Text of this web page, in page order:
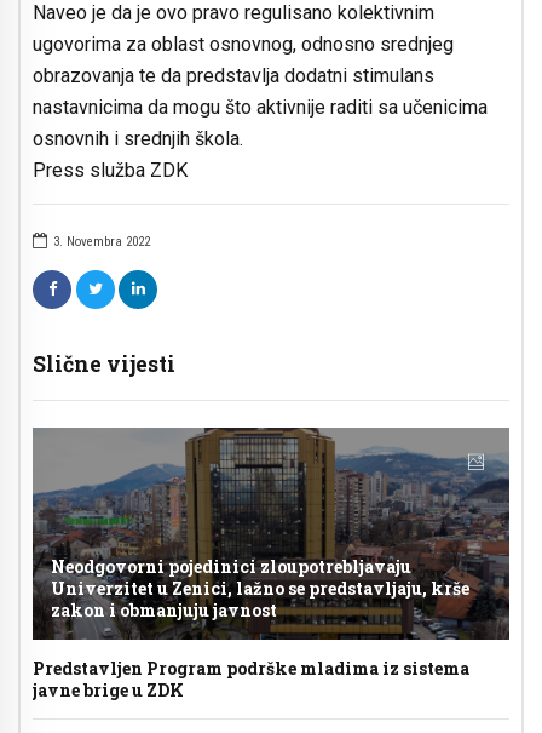
3. Novembra 2022
Slične vijesti
Neodgovorni pojedinici zloupotrebljavaju
Univerzitet u Zenici, lažno se predstavljaju, krše
zakon i obmanjuju javnost
Predstavljen Program podrške mladima iz sistema
javne brige u ZDK
Naveo je da je ovo pravo regulisano kolektivnim
ugovorima za oblast osnovnog, odnosno srednjeg
obrazovanja te da predstavlja dodatni stimulans
nastavnicima da mogu što aktivnije raditi sa učenicima
osnovnih i srednjih škola.
Press služba ZDK